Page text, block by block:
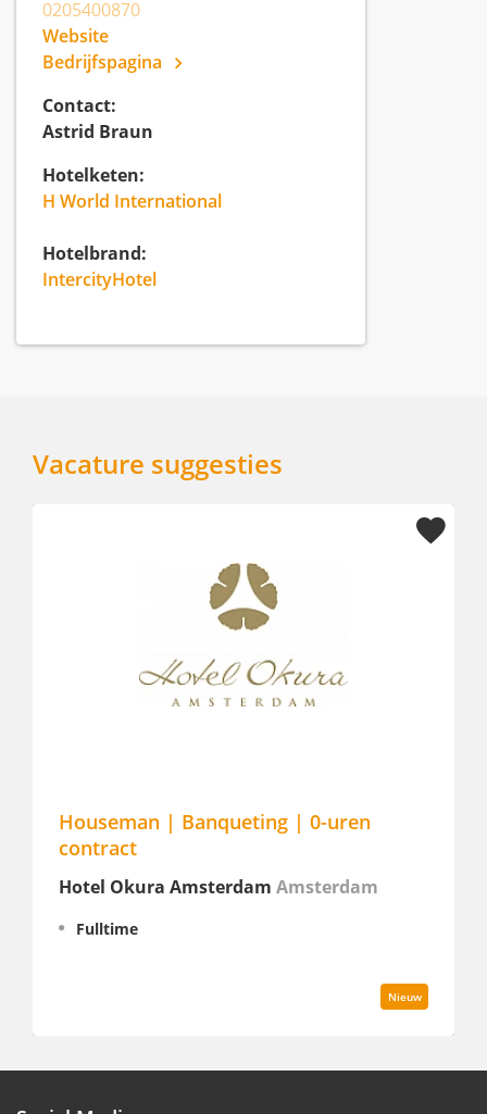
0205400870
Website
Bedrijfspagina
Contact:
Astrid Braun
Hotelketen:
H World International
Hotelbrand:
IntercityHotel
Vacature suggesties
| Banqueting | 0-uren
Okura AmsterdamAmsterdam